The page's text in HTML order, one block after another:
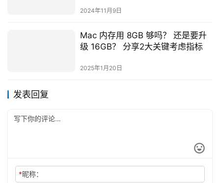
2024年11月9日
Mac 内存用 8GB 够吗？ 还是要升
级 16GB？ 分享2大关键考虑指标
2025年1月20日
发表回复
*昵称：